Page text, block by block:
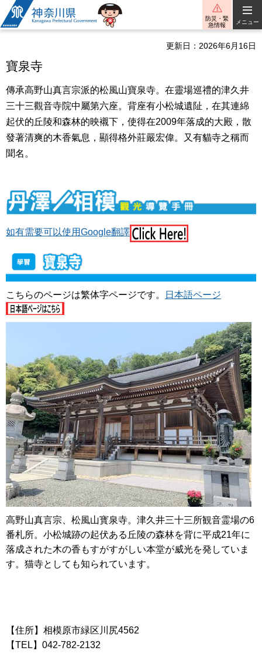
神奈川県
防災・緊
急情報
メニュー
更新日：2026年6月16日
寶泉寺
傳承高野山真言宗派的松風山寶泉寺。在靈場巡禮的津久井
三十三觀音寺院中屬第六座。背座有小松城遺阯，在其連綿
起伏的丘陵和森林的映襯下，使得在2009年落成的大殿，散
發著清爽的木香氣息，顯得格外莊嚴宏偉。又有貓寺之稱而
聞名。
如有需要可以使用Google翻譯
こちらのページは繁体字ページです。 日本語ページ
高野山真言宗、松風山寳泉寺。津久井三十三所観音霊場の6
番札所。小松城跡の起伏ある丘陵の森林を背に平成21年に
落成された木の香もすがすがしい本堂が威光を発していま
す。猫寺としても知られています。
【住所】相模原市緑区川尻4562
【TEL】042-782-2132